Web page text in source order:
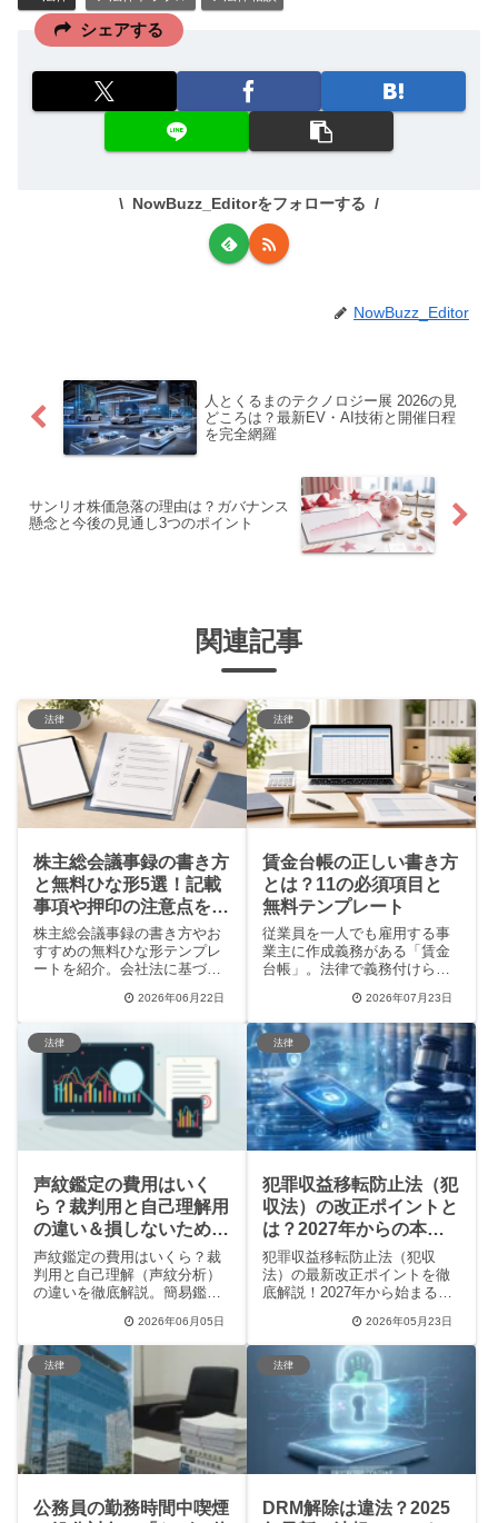
シェアする
NowBuzz_Editorをフォローする
NowBuzz_Editor
人とくるまのテクノロジー展 2026の見
どころは？最新EV・AI技術と開催日程
を完全網羅
サンリオ株価急落の理由は？ガバナンス
懸念と今後の見通し3つのポイント
関連記事
法律
株主総会議事録の書き方
と無料ひな形5選！記載
事項や押印の注意点を徹
底解説
株主総会議事録の書き方やお
すすめの無料ひな形テンプレ
ートを紹介。会社法に基づく
請時の注意点、オンライン開
催時の特記事項まで分かりや
すく解説します。実務で役立
つ実例や押印の有無もカバ
ー。これさえ読めば初めての
議事録作成もスムーズに進み
ます！
2026年06月22日
法律
賃金台帳の正しい書き方
とは？11の必須項目と
無料テンプレート
従業員を一人でも雇用する事
業主に作成義務がある「賃金
台帳」。法律で義務付けられ
与明細との違い、保管期間を
わかりやすく解説。エクセル
等の無料テンプレートも紹介
し、初心者でも法令遵守した
労務管理が簡単に行えます。
2026年07月23日
法律
声紋鑑定の費用はいく
ら？裁判用と自己理解用
の違い＆損しないための
5つのツボ
声紋鑑定の費用はいくら？裁
判用と自己理解（声紋分析）
の違いを徹底解説。簡易鑑定
円前後まで、費用を左右する
要因や安く抑えるツボ、事前
の準備方法まで初心者向けに
分かりやすく紹介。
2026年06月05日
法律
犯罪収益移転防止法（犯
収法）の改正ポイントと
は？2027年からの本人
確認や罰則を解説
犯罪収益移転防止法（犯収
法）の最新改正ポイントを徹
底解説！2027年から始まる本
送金バイトへの厳罰化、警察
による新捜査手法まで詳しく
紹介します。事業者が守るべ
き義務や個人が注意すべきリ
スクを知り、マネーロンダリ
ング対策の最前線を理解しま
しょう。
2026年05月23日
法律
公務員の勤務時間中喫煙
法律
DRM解除は違法？2025